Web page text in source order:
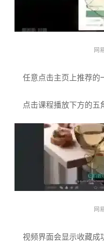
网
任意点击主页上推荐的
点击课程播放下方的五
网
视频界面会显示收藏成